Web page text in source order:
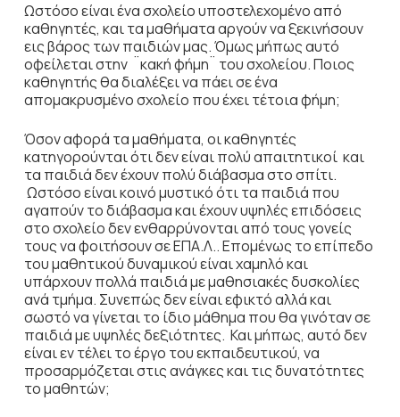
Ωστόσο είναι ένα σχολείο υποστελεχομένο από
καθηγητές, και τα μαθήματα αργούν να ξεκινήσουν
εις βάρος των παιδιών μας. Όμως μήπως αυτό
οφείλεται στην ¨κακή φήμη¨ του σχολείου. Ποιος
καθηγητής θα διαλέξει να πάει σε ένα
απομακρυσμένο σχολείο που έχει τέτοια φήμη;
Όσον αφορά τα μαθήματα, οι καθηγητές
κατηγορούνται ότι δεν είναι πολύ απαιτητικοί και
τα παιδιά δεν έχουν πολύ διάβασμα στο σπίτι.
Ωστόσο είναι κοινό μυστικό ότι τα παιδιά που
αγαπούν το διάβασμα και έχουν υψηλές επιδόσεις
στο σχολείο δεν ενθαρρύνονται από τους γονείς
τους να φοιτήσουν σε ΕΠΑ.Λ.. Επομένως το επίπεδο
του μαθητικού δυναμικού είναι χαμηλό και
υπάρχουν πολλά παιδιά με μαθησιακές δυσκολίες
ανά τμήμα. Συνεπώς δεν είναι εφικτό αλλά και
σωστό να γίνεται το ίδιο μάθημα που θα γινόταν σε
παιδιά με υψηλές δεξιότητες. Και μήπως, αυτό δεν
είναι εν τέλει το έργο του εκπαιδευτικού, να
προσαρμόζεται στις ανάγκες και τις δυνατότητες
το μαθητών;